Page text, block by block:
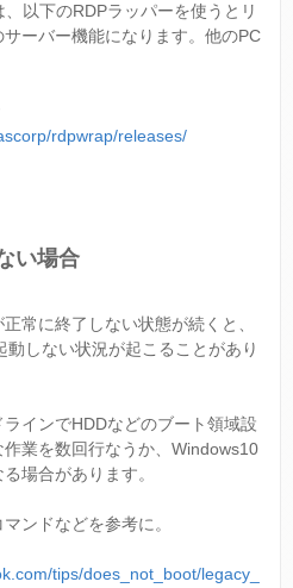
以下のRDPラッパーを使うとリ
ーバー機能になります。他のPC
rdpwrap/releases/
い場合
常に終了しない状態が続くと、
しない状況が起こることがあり
インでHDDなどのブート領域設
業を数回行なうか、Windows10
場合があります。
ンドなどを参考に。
tips/does_not_boot/legacy_